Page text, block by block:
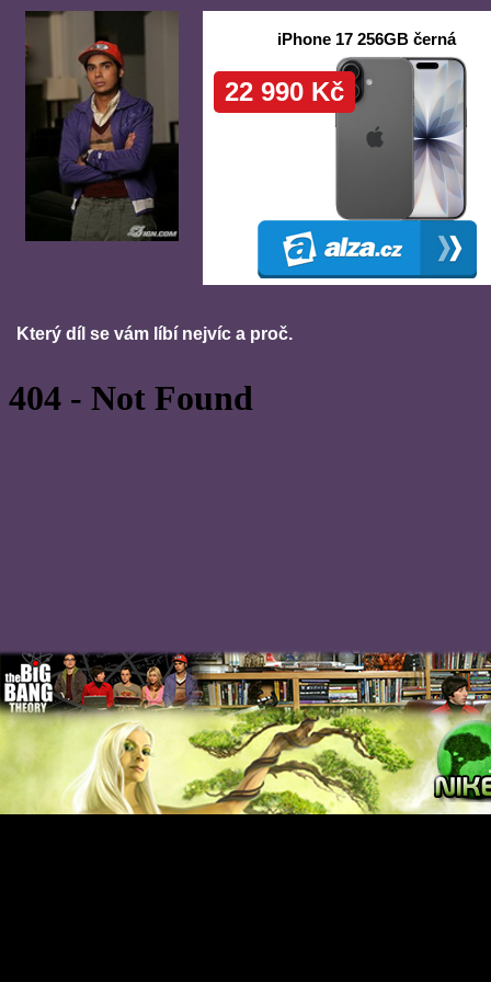
Který díl se vám líbí nejvíc a proč.